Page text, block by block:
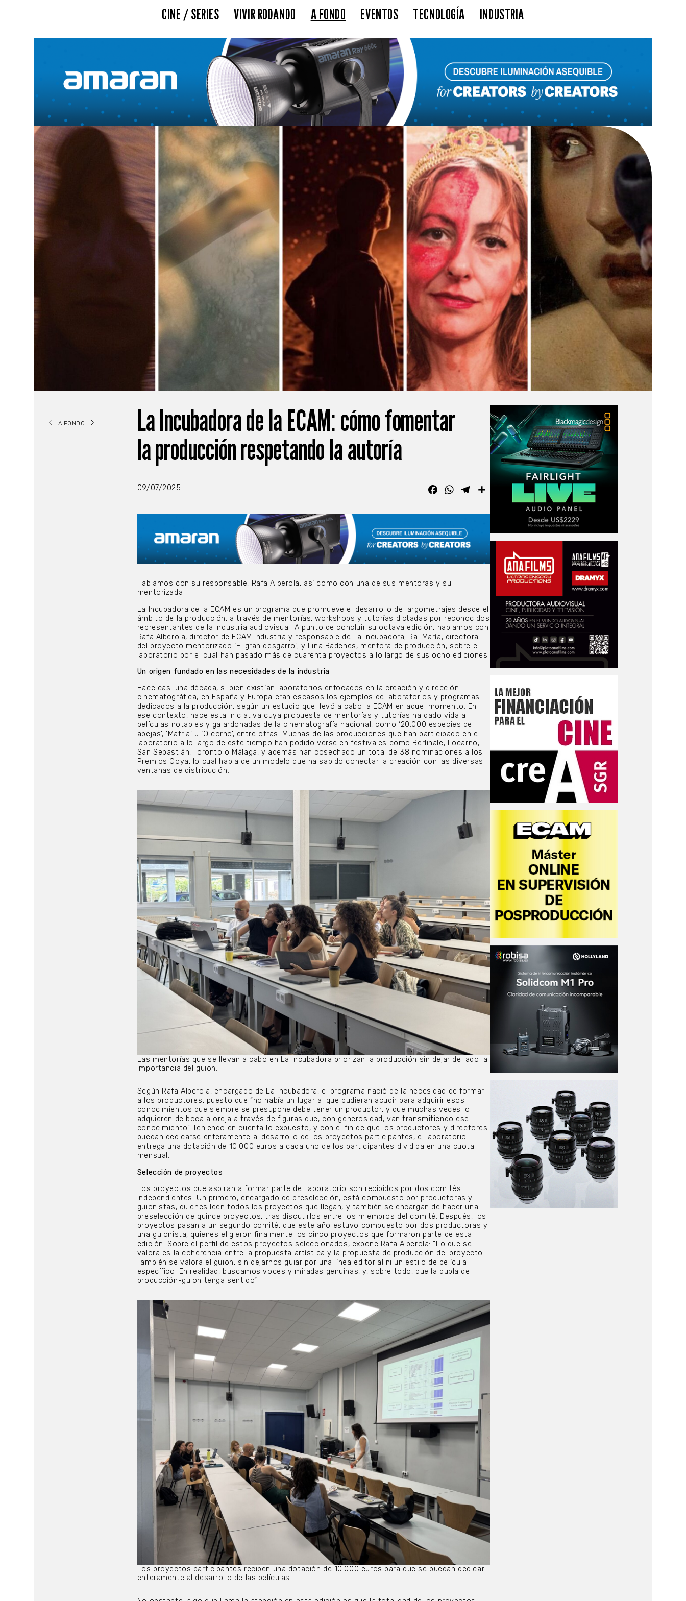
CINE / SERIES VIVIR RODANDO A FONDO EVENTOS TECNOLOGÍA INDUSTRIA
A FONDO
La Incubadora de la ECAM: cómo fomentar
la producción respetando la autoría
09/07/2025 FacebookWhatsAppTelegramCompartir
Hablamos con su responsable, Rafa Alberola, así como con una de sus mentoras y su
mentorizada
La Incubadora de la ECAM es un programa que promueve el desarrollo de largometrajes desde el
ámbito de la producción, a través de mentorías, workshops y tutorías dictadas por reconocidos
representantes de la industria audiovisual. A punto de concluir su octava edición, hablamos con
Rafa Alberola, director de ECAM Industria y responsable de La Incubadora; Rai María, directora
del proyecto mentorizado ‘El gran desgarro’; y Lina Badenes, mentora de producción, sobre el
laboratorio por el cual han pasado más de cuarenta proyectos a lo largo de sus ocho ediciones.
Un origen fundado en las necesidades de la industria
Hace casi una década, si bien existían laboratorios enfocados en la creación y dirección
cinematográfica, en España y Europa eran escasos los ejemplos de laboratorios y programas
dedicados a la producción, según un estudio que llevó a cabo la ECAM en aquel momento. En
ese contexto, nace esta iniciativa cuya propuesta de mentorías y tutorías ha dado vida a
películas notables y galardonadas de la cinematografía nacional, como ‘20.000 especies de
abejas’, ‘Matria’ u ‘O corno’, entre otras. Muchas de las producciones que han participado en el
laboratorio a lo largo de este tiempo han podido verse en festivales como Berlinale, Locarno,
San Sebastián, Toronto o Málaga, y además han cosechado un total de 38 nominaciones a los
Premios Goya, lo cual habla de un modelo que ha sabido conectar la creación con las diversas
ventanas de distribución.
Las mentorías que se llevan a cabo en La Incubadora priorizan la producción sin dejar de lado la
importancia del guion.
Según Rafa Alberola, encargado de La Incubadora, el programa nació de la necesidad de formar
a los productores, puesto que “no había un lugar al que pudieran acudir para adquirir esos
conocimientos que siempre se presupone debe tener un productor, y que muchas veces lo
adquieren de boca a oreja a través de figuras que, con generosidad, van transmitiendo ese
conocimiento”. Teniendo en cuenta lo expuesto, y con el fin de que los productores y directores
puedan dedicarse enteramente al desarrollo de los proyectos participantes, el laboratorio
entrega una dotación de 10.000 euros a cada uno de los participantes dividida en una cuota
mensual.
Selección de proyectos
Los proyectos que aspiran a formar parte del laboratorio son recibidos por dos comités
independientes. Un primero, encargado de preselección, está compuesto por productoras y
guionistas, quienes leen todos los proyectos que llegan, y también se encargan de hacer una
preselección de quince proyectos, tras discutirlos entre los miembros del comité. Después, los
proyectos pasan a un segundo comité, que este año estuvo compuesto por dos productoras y
una guionista, quienes eligieron finalmente los cinco proyectos que formaron parte de esta
edición. Sobre el perfil de estos proyectos seleccionados, expone Rafa Alberola: “Lo que se
valora es la coherencia entre la propuesta artística y la propuesta de producción del proyecto.
También se valora el guion, sin dejarnos guiar por una línea editorial ni un estilo de película
específico. En realidad, buscamos voces y miradas genuinas, y, sobre todo, que la dupla de
producción-guion tenga sentido”.
Los proyectos participantes reciben una dotación de 10.000 euros para que se puedan dedicar
enteramente al desarrollo de las películas.